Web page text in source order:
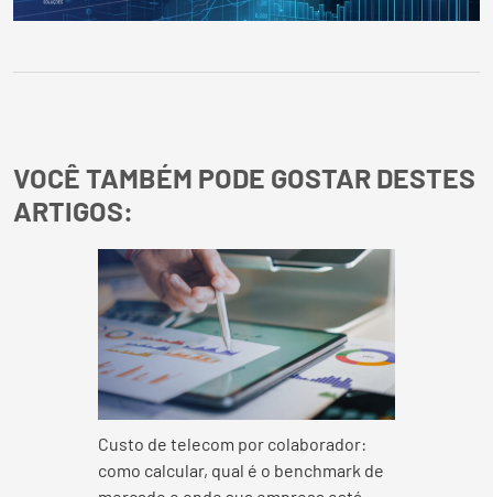
VOCÊ TAMBÉM PODE GOSTAR DESTES
ARTIGOS:
Custo de telecom por colaborador:
como calcular, qual é o benchmark de